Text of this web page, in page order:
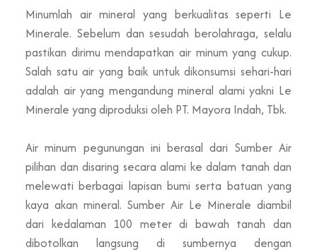
Minumlah air mineral yang berkualitas seperti Le
Minerale. Sebelum dan sesudah berolahraga, selalu
pastikan dirimu mendapatkan air minum yang cukup.
Salah satu air yang baik untuk dikonsumsi sehari-hari
adalah air yang mengandung mineral alami yakni Le
Minerale yang diproduksi oleh PT. Mayora Indah, Tbk.
Air minum pegunungan ini berasal dari Sumber Air
pilihan dan disaring secara alami ke dalam tanah dan
melewati berbagai lapisan bumi serta batuan yang
kaya akan mineral. Sumber Air Le Minerale diambil
dari kedalaman 100 meter di bawah tanah dan
dibotolkan langsung di sumbernya dengan